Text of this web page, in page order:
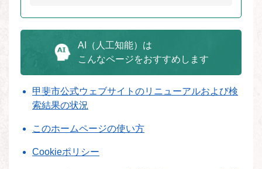
AI（人工知能）は
こんなページをおすすめします
甲斐市公式ウェブサイトのリニューアルおよび検
索結果の状況
このホームページの使い方
Cookieポリシー